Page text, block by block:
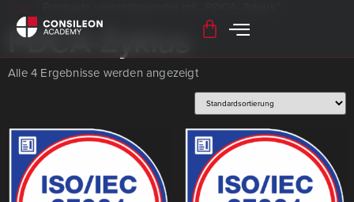
PDCA-Zyklus
Alle 4 Ergebnisse werden angezeigt